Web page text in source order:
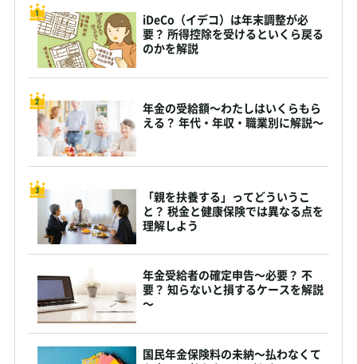
iDeCo（イデコ）は年末調整が必
要？ 所得控除を受けるといくら戻る
のかを解説
年金の受給額～わたしはいくらもら
える？ 年代・年収・職業別に解説～
「親を扶養する」ってどういうこ
と？ 税金と健康保険では異なる点を
理解しよう
年金受給者の確定申告～必要？ 不
要？ 知らないと損するケースを解説
～
国民年金保険料の未納～払わなくて